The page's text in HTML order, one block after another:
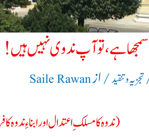
سمجھا ہے، تو آپ ندوی نہیں ہیں !
تجزیہ و تنقید/ ازSaile Rawan
(ندوہ کا مسلکِ اعتدال اور ابناءِ ندوہ